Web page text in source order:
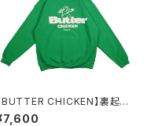
BUTTER CHICKEN】裏起毛
ーカー（GREEN）